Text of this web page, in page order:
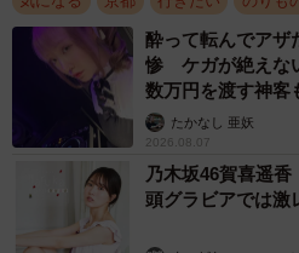
と本気で顔色が変わるほど。カ
する。これ以上のリアルさがあ
新幹線席以外にも、心を掴まれ
は本物の運転席が設置され、音
れっぽいではなく、本物にこだ
酔って転んでア
惨 ケガが絶えな
数万円を渡す神客
たかなし 亜妖
2026.08.07
乃木坂46賀喜遥
頭グラビアでは激